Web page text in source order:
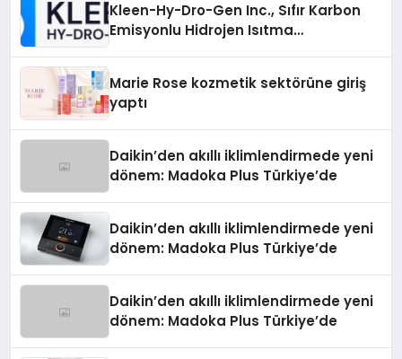
Kleen-Hy-Dro-Gen Inc., Sıfır Karbon
Emisyonlu Hidrojen Isıtma
Marie Rose kozmetik sektörüne giriş
yaptı
Daikin’den akıllı iklimlendirmede yeni
dönem: Madoka Plus Türkiye’de
Daikin’den akıllı iklimlendirmede yeni
dönem: Madoka Plus Türkiye’de
Daikin’den akıllı iklimlendirmede yeni
dönem: Madoka Plus Türkiye’de